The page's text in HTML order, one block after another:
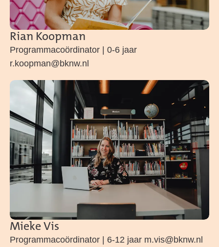
Rian Koopman
Programmacoördinator | 0-6 jaar
r.koopman@bknw.nl
Mieke Vis
Programmacoördinator | 6-12 jaar m.vis@bknw.nl